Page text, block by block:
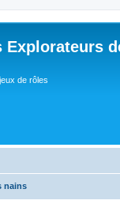
Explorateurs
de rôles
nains